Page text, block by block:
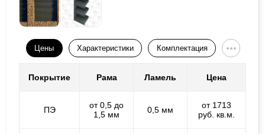
Цены Характеристики Комплектация
Покрытие Рама Ламель Цена
ПЭ
от 0,5 до
1,5 мм
0,5 мм
от 1713
руб. кв.м.